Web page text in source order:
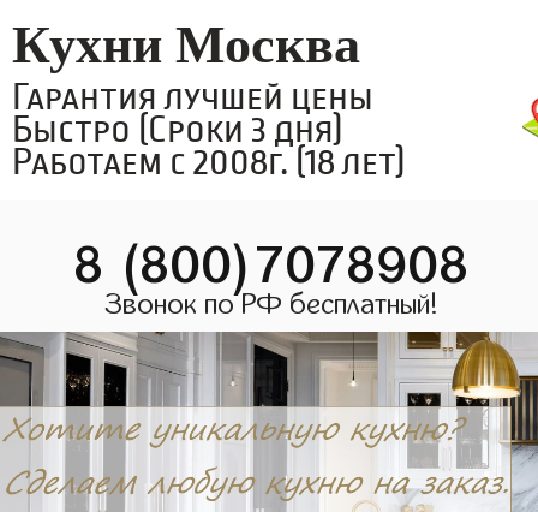
Кухни Москва
Гарантия лучшей цены
Быстро (Сроки 3 дня)
Работаем с 2008г. (18 лет)
8 (800)7078908
Звонок по РФ бесплатный!